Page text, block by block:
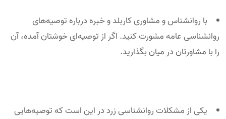
با روانشناس و مشاوری کاربلد و خبره درباره توصیه‌های
روانشناسی عامه مشورت کنید. اگر از توصیه‌ای خوشتان آمده،‌ آن
را با مشاورتان در میان بگذارید.
یکی از مشکلات روانشناسی زرد در این است که توصیه‌هایی